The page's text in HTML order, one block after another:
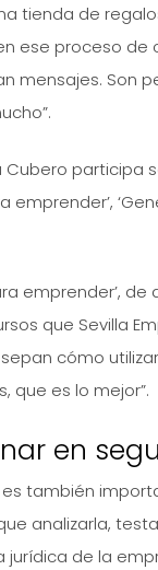
tienda de
ese proceso de
mensajes. Son
emprender’,
que Sevilla
cómo
que es lo mejor”.
en
es también
analizarla,
de la